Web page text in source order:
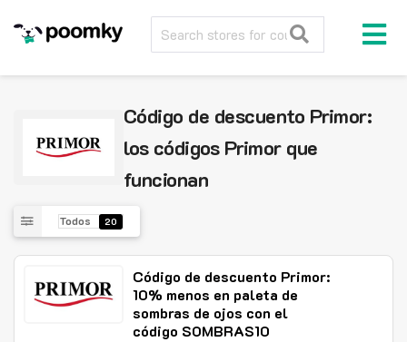
Código de descuento Primor:
los códigos Primor que
funcionan
Todos 20
Código de descuento Primor:
10% menos en paleta de
sombras de ojos con el
código SOMBRAS10